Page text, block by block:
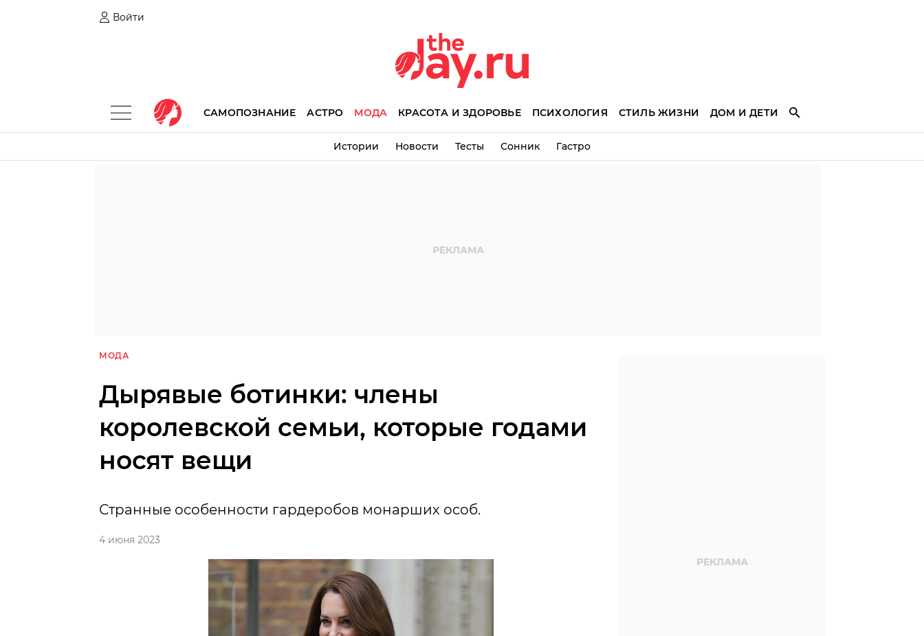
Войти
САМОПОЗНАНИЕ АСТРО МОДА КРАСОТА И ЗДОРОВЬЕ ПСИХОЛОГИЯ СТИЛЬ ЖИЗНИ ДОМ И ДЕТИ
Истории Новости Тесты Сонник Гастро
МОДА
Дырявые ботинки: члены
королевской семьи, которые годами
носят вещи
Странные особенности гардеробов монарших особ.
4 июня 2023